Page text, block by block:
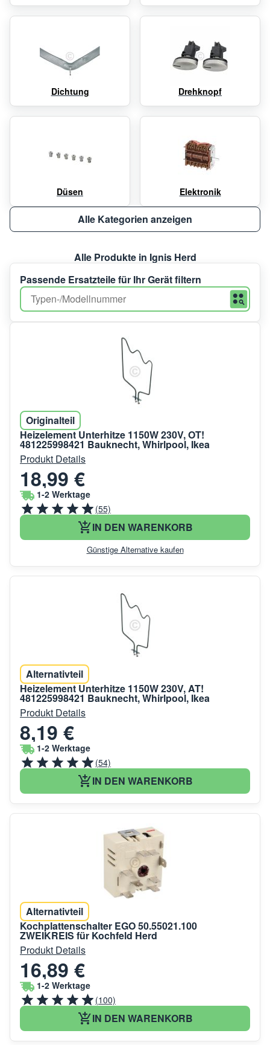
Dichtung Drehknopf
Düsen Elektronik
Alle Kategorien anzeigen
Alle Produkte in Ignis Herd
Passende Ersatzteile für Ihr Gerät filtern
Originalteil
Heizelement Unterhitze 1150W 230V, OT!
481225998421 Bauknecht, Whirlpool, Ikea
Produkt Details
18,99 €
1-2 Werktage
(55)
IN DEN WARENKORB
Günstige Alternative kaufen
Alternativteil
Heizelement Unterhitze 1150W 230V, AT!
481225998421 Bauknecht, Whirlpool, Ikea
Produkt Details
8,19 €
1-2 Werktage
(54)
IN DEN WARENKORB
Alternativteil
Kochplattenschalter EGO 50.55021.100
ZWEIKREIS für Kochfeld Herd
Produkt Details
16,89 €
1-2 Werktage
(100)
IN DEN WARENKORB